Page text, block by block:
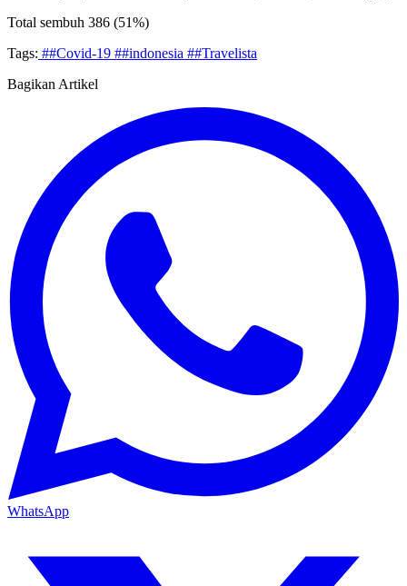
Total sembuh 386 (51%)
Tags: ##Covid-19 ##indonesia ##Travelista
Bagikan Artikel
WhatsApp